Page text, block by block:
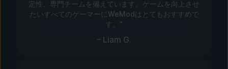
定性、専門チームを備えています。ゲームを向上させ
たいすべてのゲーマーにWeModはとてもおすすめで
す。”
– Liam G.